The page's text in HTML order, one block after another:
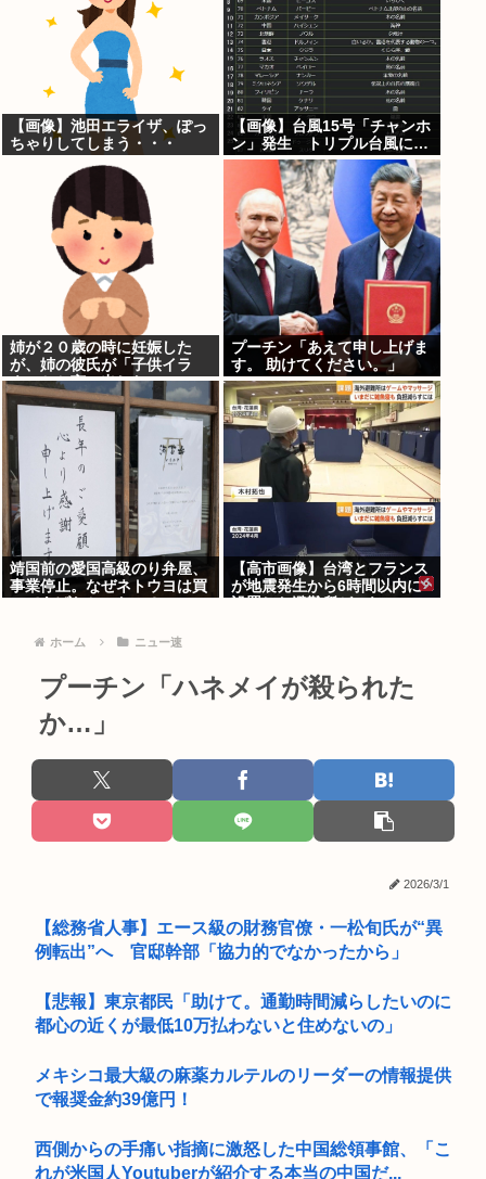
【画像】池田エライザ、ぽっ
ちゃりしてしまう・・・
【画像】台風15号「チャンホ
ン」発生 トリプル台風に…
姉が２０歳の時に妊娠した
が、姉の彼氏が「子供イラ
ネ」とか言い出した
プーチン「あえて申し上げま
す。 助けてください。」
靖国前の愛国高級のり弁屋、
事業停止。なぜネトウヨは買
【高市画像】台湾とフランス
が地震発生から6時間以内に
ホーム ニュー速
プーチン「ハネメイが殺られた
か…」
2026/3/1
【総務省人事】エース級の財務官僚・一松旬氏が“異
例転出”へ 官邸幹部「協力的でなかったから」
【悲報】東京都民「助けて。通勤時間減らしたいのに
都心の近くが最低10万払わないと住めないの」
メキシコ最大級の麻薬カルテルのリーダーの情報提供
で報奨金約39億円！
西側からの手痛い指摘に激怒した中国総領事館、「こ
れが米国人Youtuberが紹介する本当の中国だ...